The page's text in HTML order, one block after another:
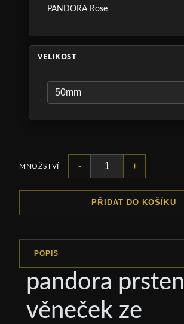
PANDORA Rose
VELIKOST
MNOŽSTVÍ - +
PŘIDAT DO KOŠÍKU
POPIS
pandora prsten
věneček ze